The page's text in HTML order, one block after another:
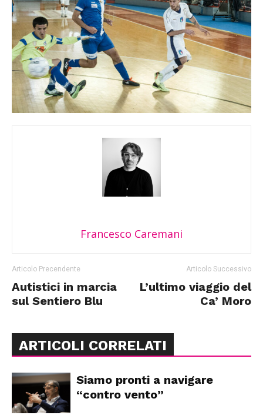
Francesco Caremani
Articolo Precendente
Autistici in marcia
sul Sentiero Blu
Articolo Successivo
L’ultimo viaggio del
Ca’ Moro
ARTICOLI CORRELATI
Siamo pronti a navigare
“contro vento”